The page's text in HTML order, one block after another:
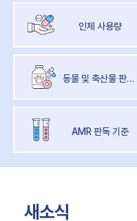
인체 사용량
동물 및 축산물 판매량
AMR 판독 기준
새소식